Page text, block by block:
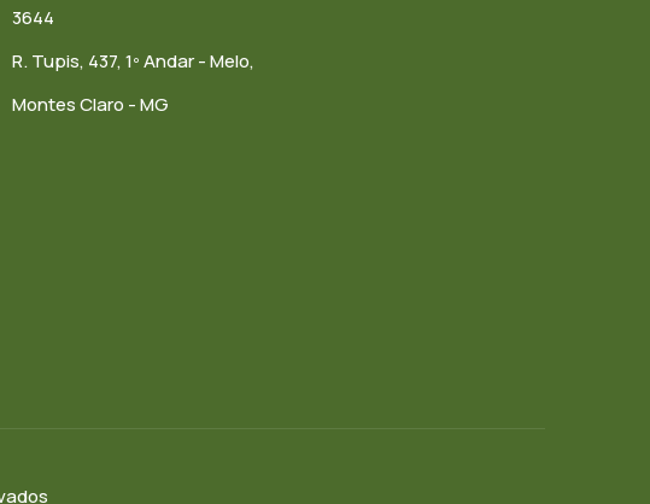
3644
R. Tupis, 437, 1º Andar - Melo,
Montes Claro - MG